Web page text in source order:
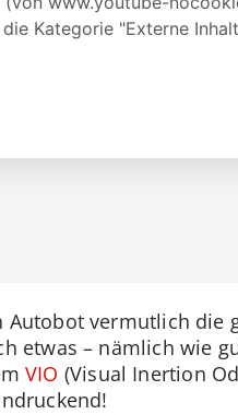
Autobot vermutlich
etwas – nämlich wie
VIO (Visual Inertion